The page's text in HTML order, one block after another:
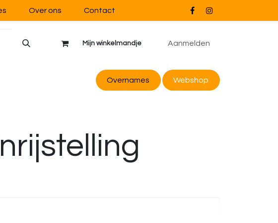
Over ons Contact
Mijn winkelmandje Aanmelden
Overnames Webshop